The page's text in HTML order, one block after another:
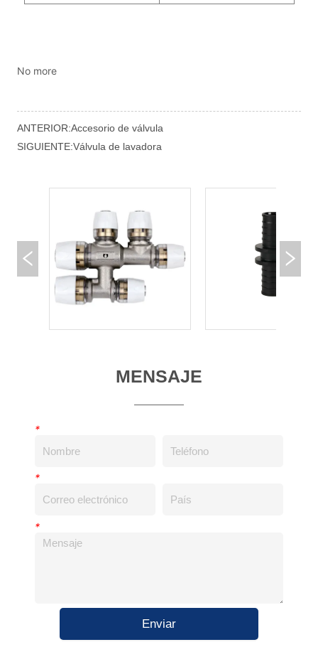
No more
ANTERIOR:Accesorio de válvula
SIGUIENTE:Válvula de lavadora
MENSAJE
*
*
*
Enviar